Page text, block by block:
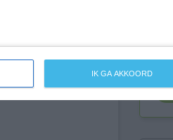
IK GA AKKOORD